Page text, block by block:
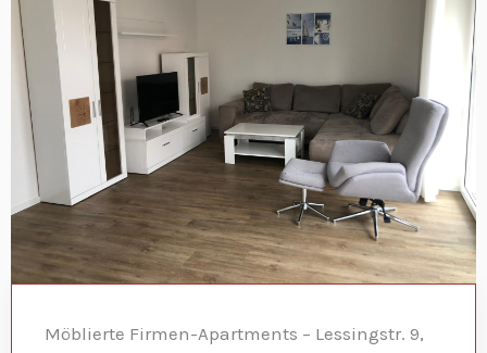
Möblierte Firmen-Apartments – Lessingstr. 9,